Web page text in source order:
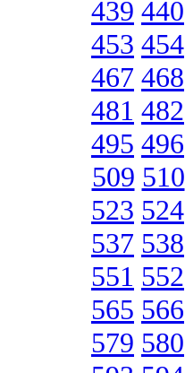
439 440
453 454
467 468
481 482
495 496
509 510
523 524
537 538
551 552
565 566
579 580